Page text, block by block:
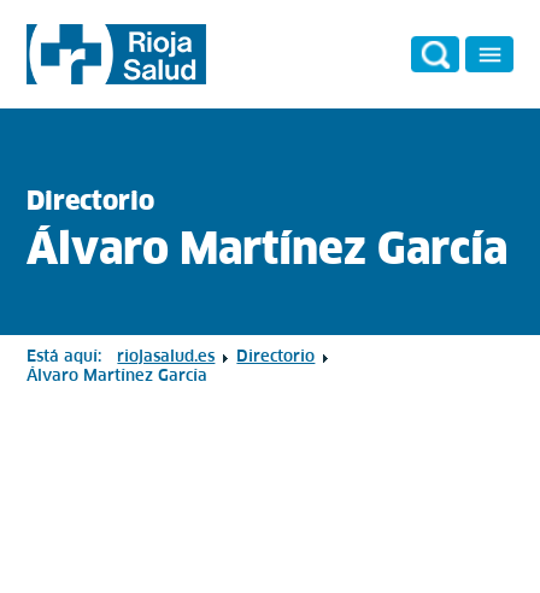
Directorio
Álvaro Martínez García
Está aquí: riojasalud.es
Directorio
Álvaro Martínez García